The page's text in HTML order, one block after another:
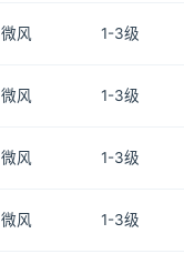
微风 1-3级
微风 1-3级
微风 1-3级
微风 1-3级